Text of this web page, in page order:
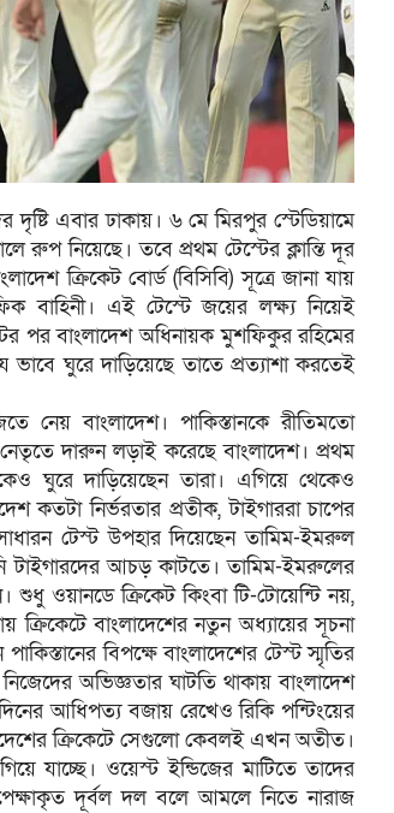
এবার ঢাকায়। ৬ মে মিরপুর স্টেডিয়ামে
রুপ নিয়েছে। তবে প্রথম টেস্টের ক্লান্তি দূর
ক্রিকেট বোর্ড (বিসিবি) সূত্রে জানা যায়
বাহিনী। এই টেস্টে জয়ের লক্ষ্য নিয়েই
পর বাংলাদেশ অধিনায়ক মুশফিকুর রহিমের
ভাবে ঘুরে দাড়িয়েছে তাতে প্রত্যাশা করতেই
নেয় বাংলাদেশ। পাকিস্তানকে রীতিমতো
দারুন লড়াই করেছে বাংলাদেশ। প্রথম
ঘুরে দাড়িয়েছেন তারা। এগিয়ে থেকেও
কতটা নির্ভরতার প্রতীক, টাইগাররা চাপের
টেস্ট উপহার দিয়েছেন তামিম-ইমরুল
টাইগারদের আচড় কাটতে। তামিম-ইমরুলের
শুধু ওয়ানডে ক্রিকেট কিংবা টি-টোয়েন্টি নয়,
বাংলাদেশের নতুন অধ্যায়ের সূচনা
বিপক্ষে বাংলাদেশের টেস্ট স্মৃতির
অভিজ্ঞতার ঘাটতি থাকায় বাংলাদেশ
আধিপত্য বজায় রেখেও রিকি পন্টিংয়ের
ক্রিকেটে সেগুলো কেবলই এখন অতীত।
যাচ্ছে। ওয়েস্ট ইন্ডিজের মাটিতে তাদের
দূর্বল দল বলে আমলে নিতে নারাজ